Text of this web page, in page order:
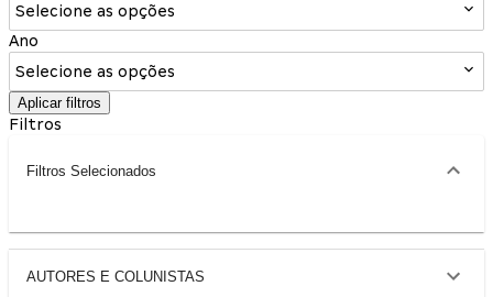
Selecione as opções
Ano
Selecione as opções
Aplicar filtros
Filtros
Filtros Selecionados
AUTORES E COLUNISTAS